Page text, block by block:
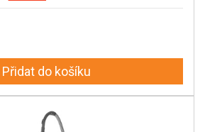
Přidat do košíku